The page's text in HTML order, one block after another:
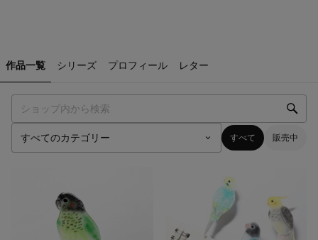
作品一覧 シリーズ プロフィール レター
すべて 販売中